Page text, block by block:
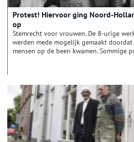
Protest! Hiervoor ging Noord-
op
Stemrecht voor vrouwen. De 8-urige
werden mede mogelijk gemaakt
mensen op de been kwamen. Sommige